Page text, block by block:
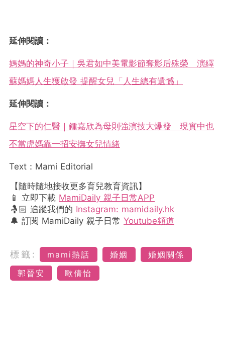
延伸閱讀：
媽媽的神奇小子｜吳君如中美電影節奪影后殊榮 演繹
蘇媽媽人生獲啟發 提醒女兒「人生總有遺憾」
延伸閱讀：
星空下的仁醫｜鍾嘉欣為母則強演技大爆發 現實中也
不當虎媽靠一招安撫女兒情緒
Text：Mami Editorial
【隨時隨地接收更多育兒教育資訊】
📱 立即下載 MamiDaily 親子日常APP
🤱🏻 追蹤我們的 Instagram: mamidaily.hk
🔔 訂閱 MamiDaily 親子日常 Youtube頻道
標籤: mami熱話 婚姻
婚姻關係
郭晉安
歐倩怡